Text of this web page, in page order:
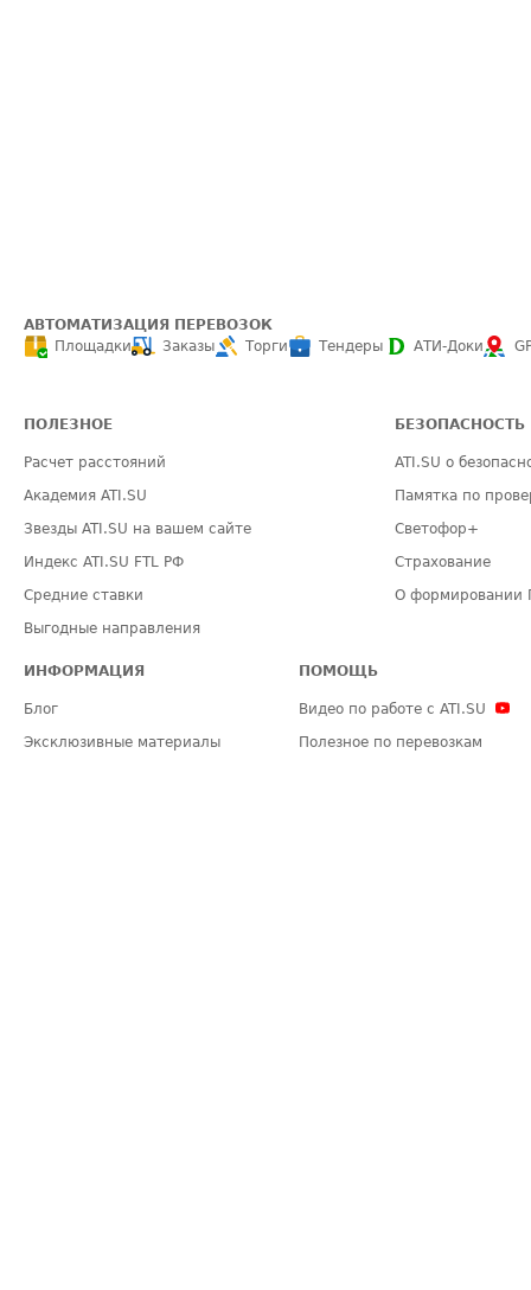
АВТОМАТИЗАЦИЯ ПЕРЕВОЗОК
Площадки
Заказы Торги Тендеры АТИ-Доки
ПОЛЕЗНОЕ
Расчет расстояний
Академия ATI.SU
Звезды ATI.SU на вашем сайте
Индекс ATI.SU FTL РФ
Средние ставки
Выгодные направления
БЕЗОПАСНОСТЬ
ATI.SU о
Памятка по
Светофор+
Страхование
О формировании
ИНФОРМАЦИЯ
Блог
Эксклюзивные материалы
ПОМОЩЬ
Видео по работе с ATI.SU
Полезное по перевозкам